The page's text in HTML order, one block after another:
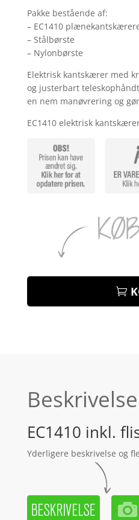
Pakke bestående af:
– EC1410
– Stålbørste
– Nylonbørste
Elektrisk kantskærer med
og justerbart
en nem manøvrering og
EC1410 elektrisk
Beskrivelse
EC1410 inkl.
Yderligere beskrivelse og